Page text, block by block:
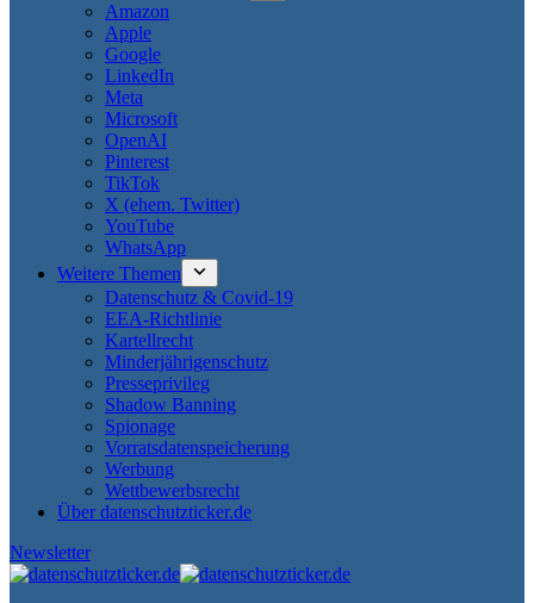
Amazon
Apple
Google
LinkedIn
Meta
Microsoft
OpenAI
Pinterest
TikTok
X (ehem. Twitter)
YouTube
WhatsApp
Weitere Themen
Datenschutz & Covid-19
EEA-Richtlinie
Kartellrecht
Minderjährigenschutz
Presseprivileg
Shadow Banning
Spionage
Vorratsdatenspeicherung
Werbung
Wettbewerbsrecht
Über datenschutzticker.de
Newsletter